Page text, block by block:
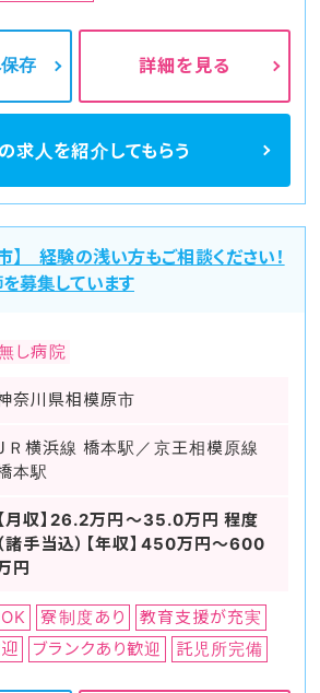
存 詳細を見る
求人を紹介してもらう
】 経験の浅い方もご相談ください！
募集しています
し病院
奈川県相模原市
Ｒ横浜線 橋本駅／京王相模原線
本駅
【月収】26.2万円～35.0万円 程度
（諸手当込）【年収】450万円～600
円
寮制度あり
教育支援が充実
ブランクあり歓迎 託児所完備